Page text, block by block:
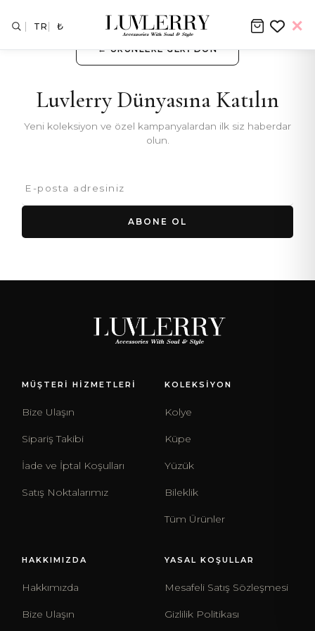
← ÜRÜNLERE GERI DÖN
Luvlerry Dünyasına Katılın
Yeni koleksiyon ve özel kampanyalardan ilk siz haberdar
olun.
ABONE OL
MÜŞTERİ HİZMETLERİ
Bize Ulaşın
Sipariş Takibi
İade ve İptal Koşulları
Satış Noktalarımız
KOLEKSİYON
Kolye
Küpe
Yüzük
Bileklik
Tüm Ürünler
HAKKIMIZDA
Hakkımızda
Bize Ulaşın
YASAL KOŞULLAR
Mesafeli Satış Sözleşmesi
Gizlilik Politikası
TR ₺